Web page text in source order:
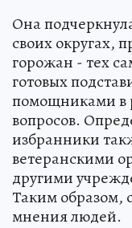
Она
своих округах,
горожан - тех
готовых
помощниками
вопросов.
избранники
ветеранскими
другими
Таким образом,
мнения людей.